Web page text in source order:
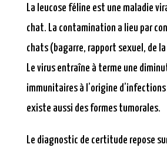
La leucose féline est une maladie
chat. La contamination a lieu par
chats (bagarre, rapport sexuel, de
Le virus entraîne à terme une
immunitaires à l’origine d’infections
existe aussi des formes tumorales.
Le diagnostic de certitude repose